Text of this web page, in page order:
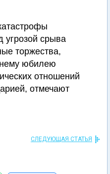
угрозой срыва
торжества,
юбилею
отношений
отмечают
СЛЕДУЮЩАЯ СТАТЬЯ